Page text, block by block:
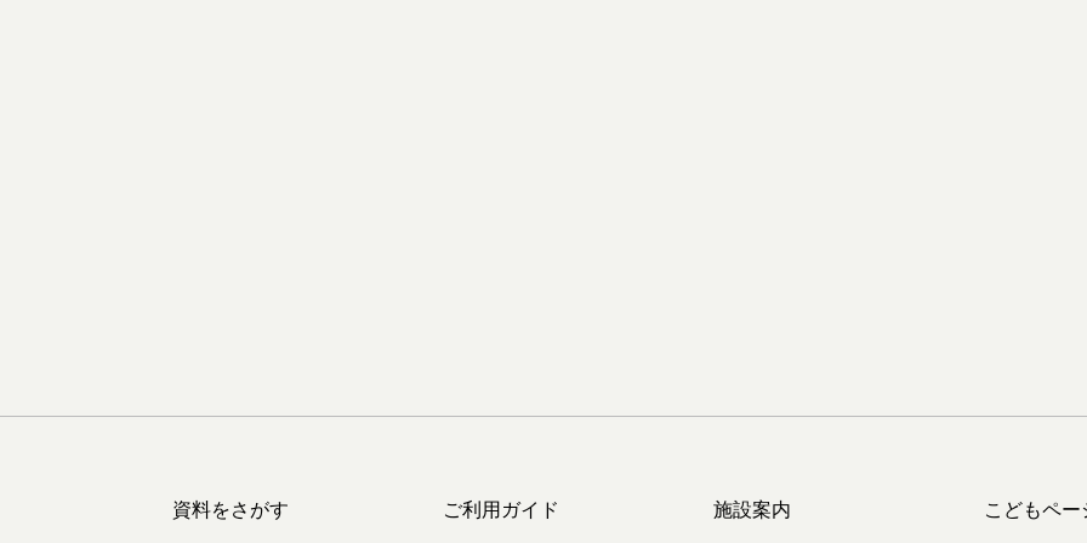
資料をさがす ご利用ガイド 施設案内 こどもペー